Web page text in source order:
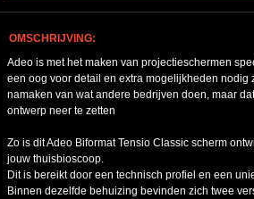
OMSCHRIJVING:
Adeo is met het maken van projectieschermen
een oog voor detail en extra mogelijkheden
namaken van wat andere bedrijven doen, maar
ontwerp neer te zetten
Zo is dit Adeo Biformat Tensio Classic scherm
jouw thuisbioscoop.
Dit is bereikt door een technisch profiel en een
Binnen dezelfde behuizing bevinden zich twee